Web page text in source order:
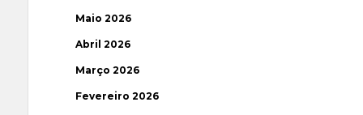
Maio 2026
Abril 2026
Março 2026
Fevereiro 2026